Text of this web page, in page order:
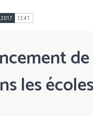
2017 12:41
les